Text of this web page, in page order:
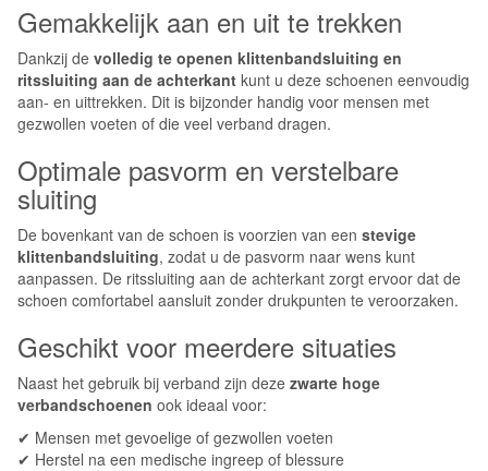
Gemakkelijk aan en uit te trekken
Dankzij de volledig te openen klittenbandsluiting en
ritssluiting aan de achterkant kunt u deze schoenen eenvoudig
aan- en uittrekken. Dit is bijzonder handig voor mensen met
gezwollen voeten of die veel verband dragen.
Optimale pasvorm en verstelbare
sluiting
De bovenkant van de schoen is voorzien van een stevige
klittenbandsluiting, zodat u de pasvorm naar wens kunt
aanpassen. De ritssluiting aan de achterkant zorgt ervoor dat de
schoen comfortabel aansluit zonder drukpunten te veroorzaken.
Geschikt voor meerdere situaties
Naast het gebruik bij verband zijn deze zwarte hoge
verbandschoenen ook ideaal voor:
✔ Mensen met gevoelige of gezwollen voeten
✔ Herstel na een medische ingreep of blessure